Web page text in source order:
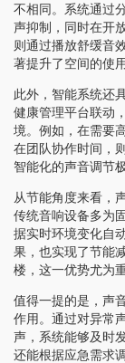
不相同。系统通过
声抑制，同时在开
则通过播放舒缓音
著提升了空间的使
此外，智能系统还
健康管理平台联动
境。例如，在需要
在团队协作时间，
智能化的声音调节
从节能角度来看，
传统音响设备多为
据实时环境变化自
果，也实现了节能
楼，这一优势尤为重
值得一提的是，声
作用。通过对异常
声，系统能够及时
还能根据应急需求